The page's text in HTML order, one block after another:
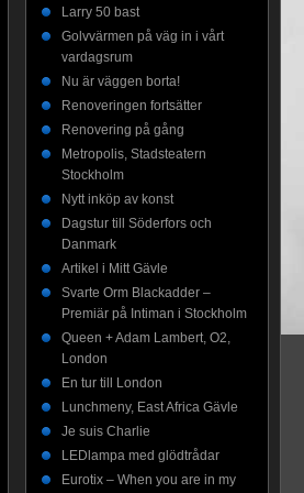
Larry 50 bast
Golvvärmen på väg in i vårt
vardagsrum
Nu är väggen borta!
Renoveringen fortsätter
Renovering på gång
Metropolis, Stadsteatern
Stockholm
Nytt inköp av konst
Dagstur till Söderfors och
Danmark
Artikel i Mitt Gävle
Svarte Orm Blackadder –
Premiär på Intiman i Stockholm
Queen + Adam Lambert, O2,
London
En tur till London
Lunchmeny, East Africa Gävle
Je suis Charlie
LEDlampa med glödtrådar
Eurotix – When you are in my